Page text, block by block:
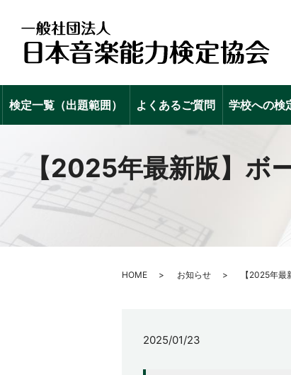
検定一覧（出題範囲） よくあるご質問 学校への検
【2025年最新版】ボ
HOME お知らせ 【2025年
2025/01/23